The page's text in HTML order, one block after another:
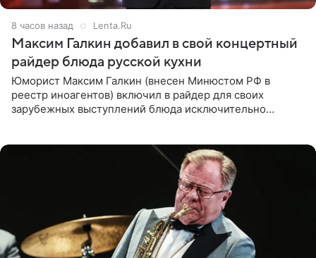
8 часов назад Lenta.Ru
Максим Галкин добавил в свой концертный
райдер блюда русской кухни
Юморист Максим Галкин (внесен Минюстом РФ в
реестр иноагентов) включил в райдер для своих
зарубежных выступлений блюда исключительно